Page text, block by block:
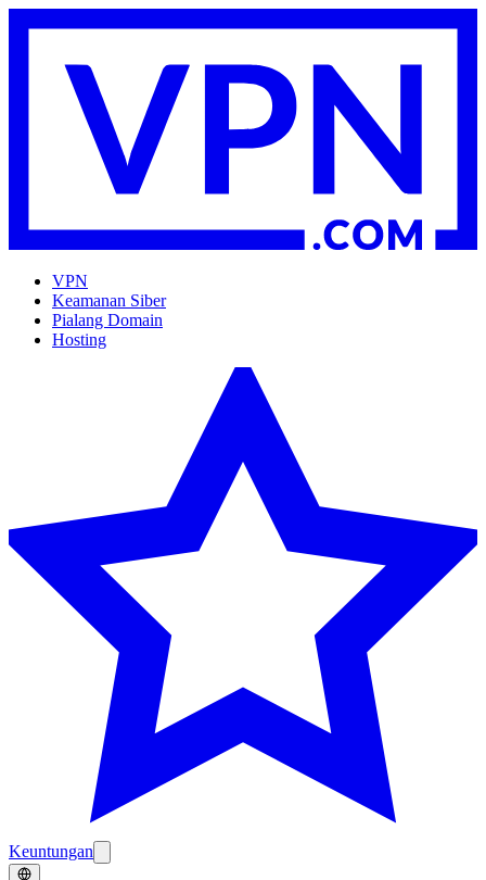
VPN
Keamanan Siber
Pialang Domain
Hosting
Keuntungan